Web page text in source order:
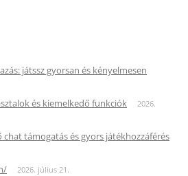
játssz gyorsan és kényelmesen
és kiemelkedő funkciók
2026.
chat támogatás és gyors játékhozzáférés
2026. július 21.